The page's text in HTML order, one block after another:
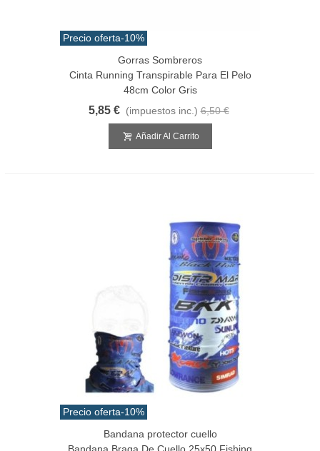
Precio oferta-10%
Gorras Sombreros
Cinta Running Transpirable Para El Pelo
48cm Color Gris
5,85 € (impuestos inc.) 6,50 €
Añadir Al Carrito
Precio oferta-10%
Bandana protector cuello